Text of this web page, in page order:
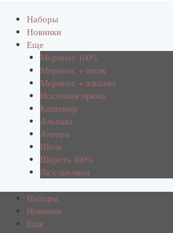
Наборы
Новинки
Еще
Меринос 100%
Меринос + шелк
Меринос + альпака
Носочная пряжа
Кашемир
Альпака
Ангора
Шелк
Шерсть 100%
Як с шелком
Наборы
Новинки
Еще